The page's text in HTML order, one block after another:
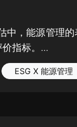
中，能源管理
指标。...
ESG X 能源管理